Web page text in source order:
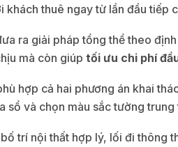
thuê ngay từ lần đầu tiếp
ra giải pháp tổng thể theo
mà còn giúp tối ưu chi phí
hợp cả hai phương án khai
và chọn màu sắc tường
trí nội thất hợp lý, lối đi thông